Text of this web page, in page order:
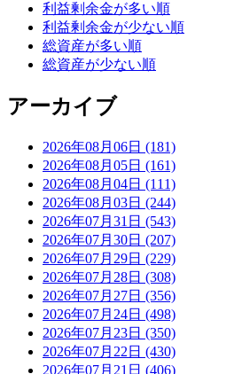
利益剰余金が多い順
利益剰余金が少ない順
総資産が多い順
総資産が少ない順
アーカイブ
2026年08月06日 (181)
2026年08月05日 (161)
2026年08月04日 (111)
2026年08月03日 (244)
2026年07月31日 (543)
2026年07月30日 (207)
2026年07月29日 (229)
2026年07月28日 (308)
2026年07月27日 (356)
2026年07月24日 (498)
2026年07月23日 (350)
2026年07月22日 (430)
2026年07月21日 (406)